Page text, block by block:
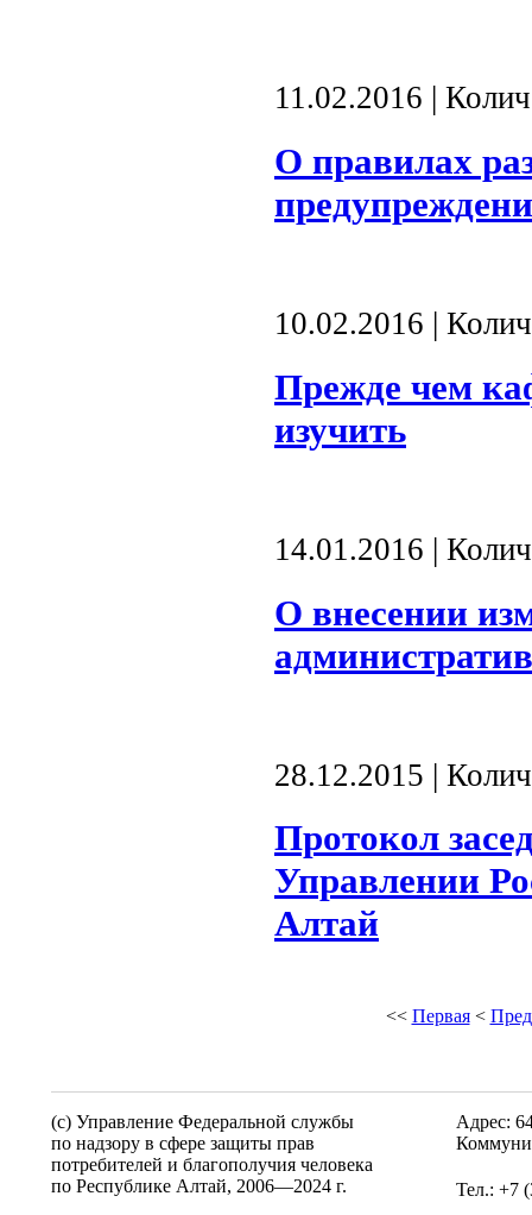
11.02.2016 |
О правилах
10.02.2016 |
Прежде чем
изучить
14.01.2016 |
О внесении
28.12.2015 |
Протокол
Управлении
Алтай
<< Первая<
(c) Управление Федеральной службы
по надзору в сфере защиты прав
потребителей и благополучия человека
по Республике Алтай, 2006—2024 г.
Адрес:
Тел.: +7